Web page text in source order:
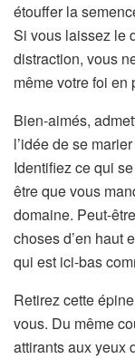
étouffer la
Si vous laissez le
distraction, vous
même votre foi en
Bien-aimés,
l’idée de se
Identifiez ce qui
être que vous
domaine. Peut-
choses d’en haut
qui est ici-bas
Retirez cette
vous. Du même
attirants aux yeux